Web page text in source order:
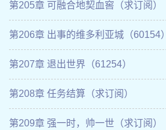
第205章 可融合地契血窖（求订阅）
第206章 出事的维多利亚城（60154）
第207章 退出世界（61254）
第208章 任务结算（求订阅）
第209章 强一时，帅一世（求订阅）